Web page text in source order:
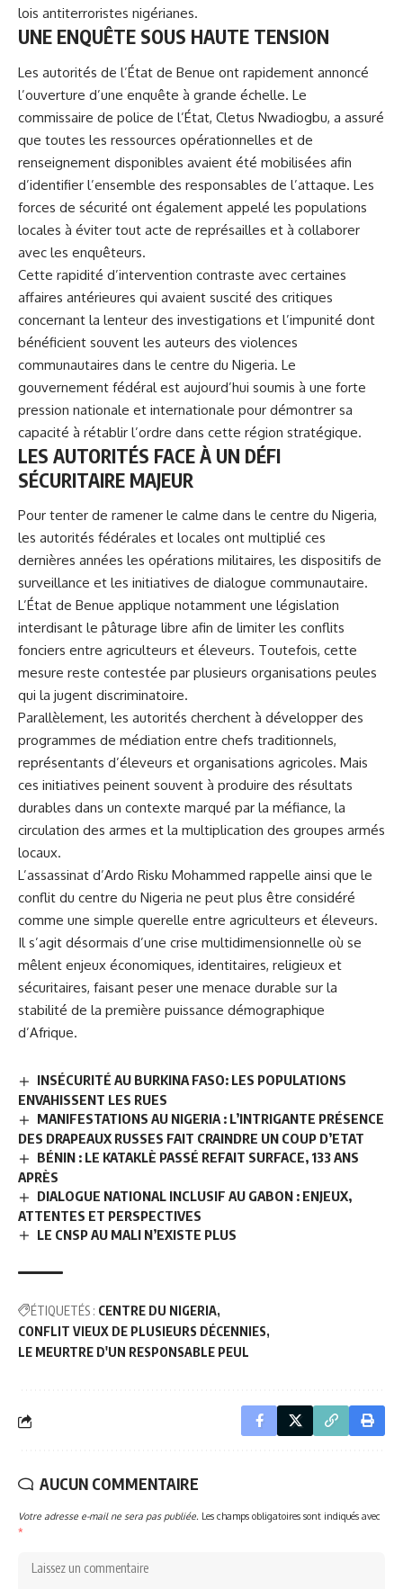
lois antiterroristes nigérianes.
UNE ENQUÊTE SOUS HAUTE TENSION
Les autorités de l’État de Benue ont rapidement annoncé
l’ouverture d’une enquête à grande échelle. Le
commissaire de police de l’État, Cletus Nwadiogbu, a assuré
que toutes les ressources opérationnelles et de
renseignement disponibles avaient été mobilisées afin
d’identifier l’ensemble des responsables de l’attaque. Les
forces de sécurité ont également appelé les populations
locales à éviter tout acte de représailles et à collaborer
avec les enquêteurs.
Cette rapidité d’intervention contraste avec certaines
affaires antérieures qui avaient suscité des critiques
concernant la lenteur des investigations et l’impunité dont
bénéficient souvent les auteurs des violences
communautaires dans le centre du Nigeria. Le
gouvernement fédéral est aujourd’hui soumis à une forte
pression nationale et internationale pour démontrer sa
capacité à rétablir l’ordre dans cette région stratégique.
LES AUTORITÉS FACE À UN DÉFI
SÉCURITAIRE MAJEUR
Pour tenter de ramener le calme dans le centre du Nigeria,
les autorités fédérales et locales ont multiplié ces
dernières années les opérations militaires, les dispositifs de
surveillance et les initiatives de dialogue communautaire.
L’État de Benue applique notamment une législation
interdisant le pâturage libre afin de limiter les conflits
fonciers entre agriculteurs et éleveurs. Toutefois, cette
mesure reste contestée par plusieurs organisations peules
qui la jugent discriminatoire.
Parallèlement, les autorités cherchent à développer des
programmes de médiation entre chefs traditionnels,
représentants d’éleveurs et organisations agricoles. Mais
ces initiatives peinent souvent à produire des résultats
durables dans un contexte marqué par la méfiance, la
circulation des armes et la multiplication des groupes armés
locaux.
L’assassinat d’Ardo Risku Mohammed rappelle ainsi que le
conflit du centre du Nigeria ne peut plus être considéré
comme une simple querelle entre agriculteurs et éleveurs.
Il s’agit désormais d’une crise multidimensionnelle où se
mêlent enjeux économiques, identitaires, religieux et
sécuritaires, faisant peser une menace durable sur la
stabilité de la première puissance démographique
d’Afrique.
INSÉCURITÉ AU BURKINA FASO: LES POPULATIONS
ENVAHISSENT LES RUES
MANIFESTATIONS AU NIGERIA : L’INTRIGANTE PRÉSENCE
DES DRAPEAUX RUSSES FAIT CRAINDRE UN COUP D’ETAT
BÉNIN : LE KATAKLÈ PASSÉ REFAIT SURFACE, 133 ANS
APRÈS
DIALOGUE NATIONAL INCLUSIF AU GABON : ENJEUX,
ATTENTES ET PERSPECTIVES
LE CNSP AU MALI N’EXISTE PLUS
ÉTIQUETÉS : CENTRE DU NIGERIA
CONFLIT VIEUX DE PLUSIEURS DÉCENNIES
LE MEURTRE D'UN RESPONSABLE PEUL
AUCUN COMMENTAIRE
Votre adresse e-mail ne sera pas publiée. Les champs obligatoires sont indiqués avec
*